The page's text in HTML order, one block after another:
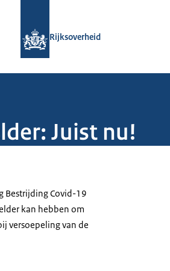
Rijksoverheid
Juist nu!
Bestrijding Covid-19
kan hebben om
versoepeling van de